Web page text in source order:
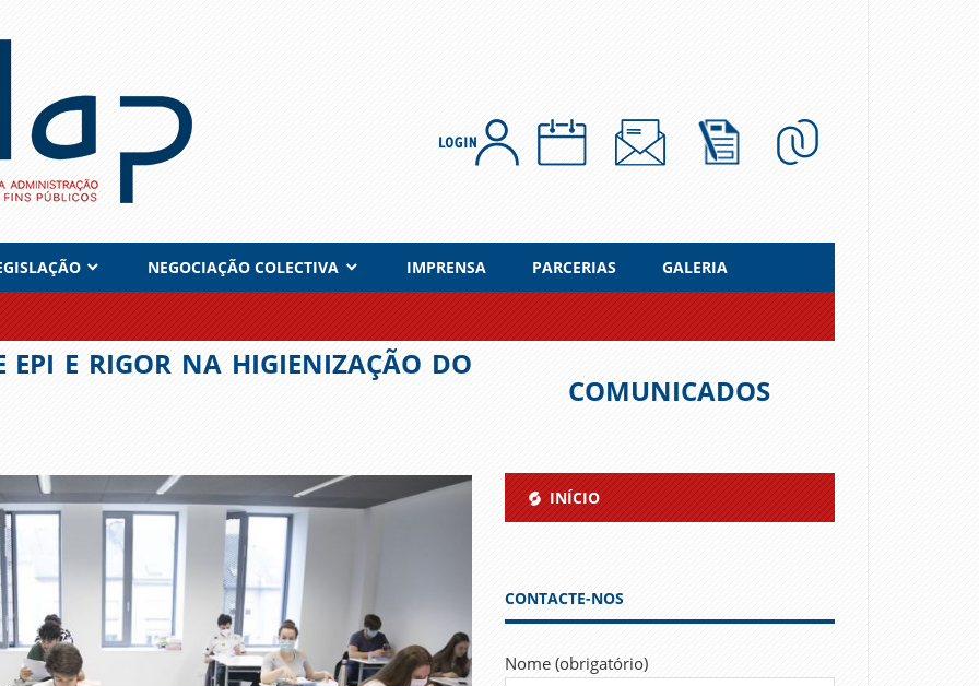
NEGOCIAÇÃO COLECTIVA IMPRENSA PARCERIAS GALERIA
EPI E RIGOR NA HIGIENIZAÇÃO DO
COMUNICADOS
INÍCIO
CONTACTE-NOS
Nome (obrigatório)